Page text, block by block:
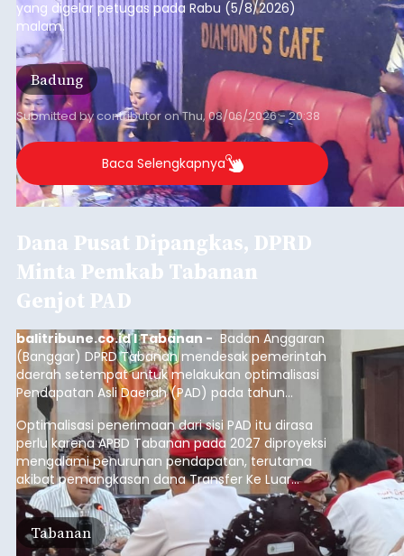
yang digelar petugas pada Rabu (5/8/2026)
malam.
Badung
Submitted bycontributoronThu, 08/06/2026 - 20:38
Baca Selengkapnya
Dana Pusat Dipangkas, DPRD
Minta Pemkab Tabanan
Genjot PAD
balitribune.co.id I Tabanan - Badan Anggaran
(Banggar) DPRD Tabanan mendesak pemerintah
daerah setempat untuk melakukan optimalisasi
Pendapatan Asli Daerah (PAD) pada tahun
anggaran 2027.
Optimalisasi penerimaan dari sisi PAD itu dirasa
perlu karena APBD Tabanan pada 2027 diproyeksi
mengalami penurunan pendapatan, terutama
akibat pemangkasan dana Transfer Ke Luar
Daerah (TKD) dari pemerintah pusat.
Tabanan